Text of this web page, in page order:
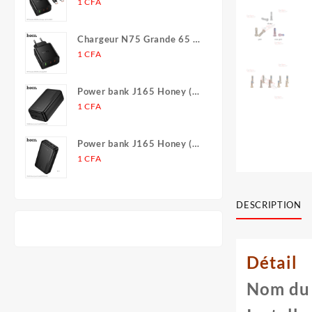
Chargeur N75 Grande 65 W
(2C1A) (UE)
1CFA
Power bank J165 Honey (30
000 mAh)
1CFA
Power bank J165 Honey (20
000 mAh)
1CFA
DESCRIPTION
Détail
Nom